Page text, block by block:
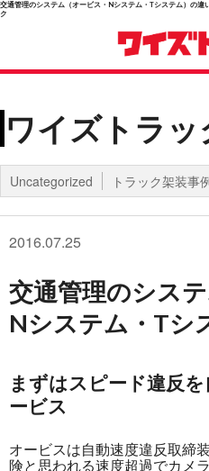
交通管理のシステム（オービス・Nシステム・Tシステム）
ク
ワイズトラ
Uncategorized トラック架装事
2016.07.25
交通管理のシス
Nシステム・Tシ
まずはスピード違反
ービス
オービスは自動速度違反取締
険と思われる速度超過でカメ